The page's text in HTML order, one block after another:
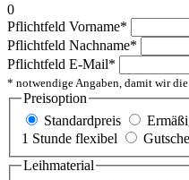
0
Pflichtfeld Vorname*
Pflichtfeld Nachname*
Pflichtfeld E-Mail*
* notwendige Angaben, damit wir
Preisoption
Standardpreis
1 Stunde flexibel
Leihmaterial